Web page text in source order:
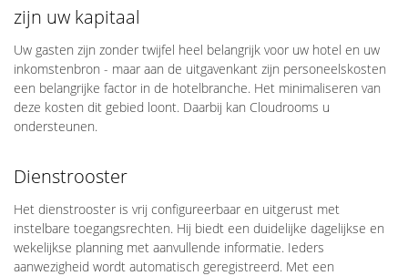
zijn uw kapitaal
Uw gasten zijn zonder twijfel heel belangrijk voor uw hotel en uw
inkomstenbron - maar aan de uitgavenkant zijn personeelskosten
een belangrijke factor in de hotelbranche. Het minimaliseren van
deze kosten dit gebied loont. Daarbij kan Cloudrooms u
ondersteunen.
Dienstrooster
Het dienstrooster is vrij configureerbaar en uitgerust met
instelbare toegangsrechten. Hij biedt een duidelijke dagelijkse en
wekelijkse planning met aanvullende informatie. Ieders
aanwezigheid wordt automatisch geregistreerd. Met een